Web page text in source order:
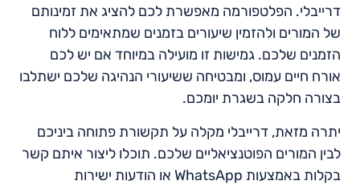
דרייבלי. הפלטפורמה מאפשרת לכם להציג את זמינותם
של המורים ולהזמין שיעורים בזמנים שמתאימים ללוח
הזמנים שלכם. גמישות זו מועילה במיוחד אם יש לכם
אורח חיים עמוס, ומבטיחה ששיעורי הנהיגה שלכם ישתלבו
בצורה חלקה בשגרת יומכם.
יתרה מזאת, דרייבלי מקלה על תקשורת פתוחה ביניכם
לבין המורים הפוטנציאליים שלכם. תוכלו ליצור איתם קשר
בקלות באמצעות WhatsApp או הודעות ישירות